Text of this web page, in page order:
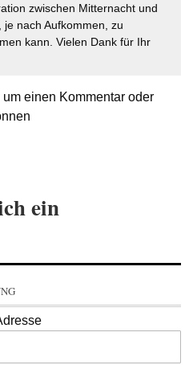
zwischen Mitternacht und
nach Aufkommen, zu
kann. Vielen Dank für Ihr
einen Kommentar oder
ein